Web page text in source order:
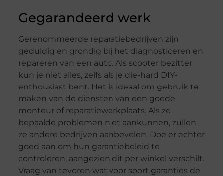
Gegarandeerd werk
Gerenommeerde reparatiebedrijven zijn
geduldig en grondig bij het diagnosticeren en
repareren van een auto. Als scooter bezitter
kun je niet alles, zelfs als je die-hard DIY-
enthousiast bent. Het is ideaal om gebruik te
maken van de diensten van een goede
monteur of reparatiewerkplaats. Als ze
bepaalde problemen niet aankunnen, zullen
ze andere bedrijven aanbevelen. Doe er echter
goed aan om hun garantiebeleid te
controleren, aangezien dit per winkel verschilt.
Vraag van tevoren wat voor soort garanties de